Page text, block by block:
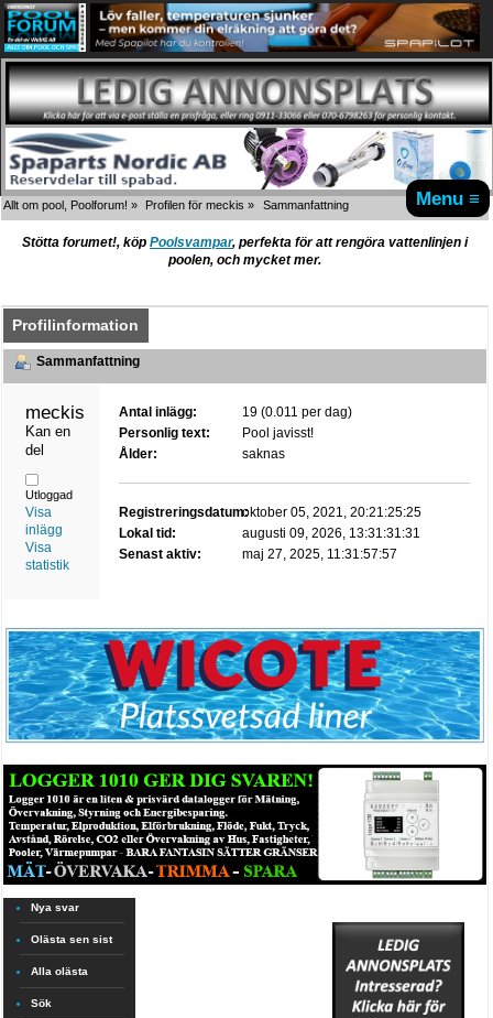
Menu ≡
Allt om pool, Poolforum! » Profilen för meckis » Sammanfattning
Stötta forumet!, köp Poolsvampar, perfekta för att rengöra vattenlinjen i
poolen, och mycket mer.
Profilinformation
Sammanfattning
Kan en
del
Utloggad
Visa
inlägg
Visa
statistik
Antal inlägg:
19 (0.011 per dag)
Personlig text:
Pool javisst!
Ålder:
saknas
Registreringsdatum:oktober 05, 2021, 20:21:25:25
Lokal tid:
augusti 09, 2026, 13:31:31:31
Senast aktiv:
maj 27, 2025, 11:31:57:57
Nya svar
Olästa sen sist
Alla olästa
Sök